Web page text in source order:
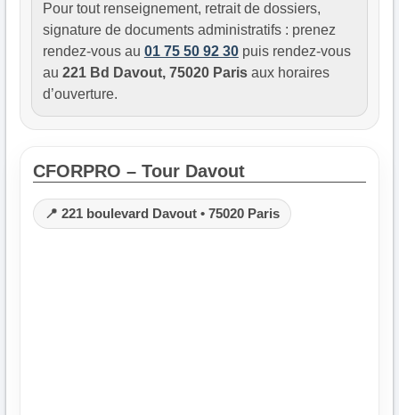
Pour tout renseignement, retrait de dossiers,
signature de documents administratifs : prenez
rendez-vous au 01 75 50 92 30puis rendez-vous
au 221 Bd Davout, 75020 Parisaux horaires
d’ouverture.
CFORPRO – Tour Davout
📍 221 boulevard Davout • 75020 Paris